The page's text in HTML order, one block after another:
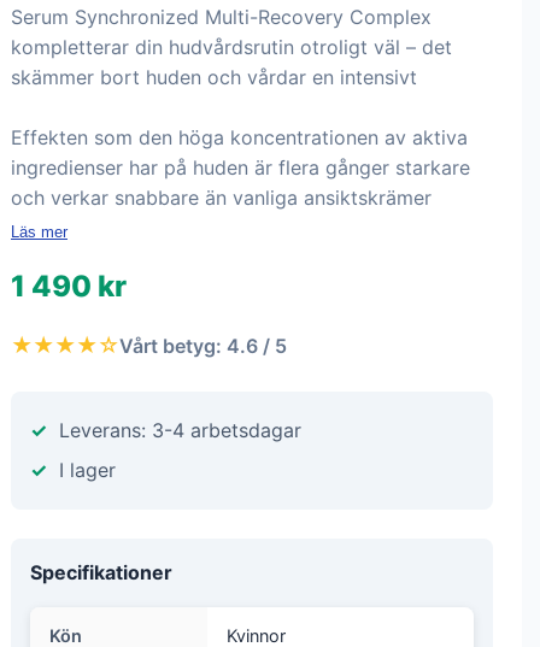
Serum Synchronized Multi-Recovery Complex
kompletterar din hudvårdsrutin otroligt väl – det
skämmer bort huden och vårdar en intensivt
Effekten som den höga koncentrationen av aktiva
ingredienser har på huden är flera gånger starkare
och verkar snabbare än vanliga ansiktskrämer
Läs mer
1 490 kr
★★★★☆Vårt betyg: 4.6 / 5
Leverans: 3-4 arbetsdagar
I lager
Specifikationer
Kön Kvinnor